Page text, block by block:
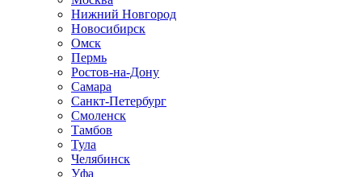
Нижний Новгород
Новосибирск
Омск
Пермь
Ростов-на-Дону
Самара
Санкт-Петербург
Смоленск
Тамбов
Тула
Челябинск
Уфа